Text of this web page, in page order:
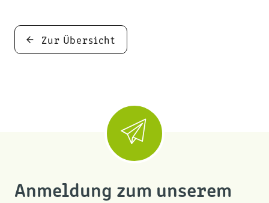
Zur Übersicht
Anmeldung zum unserem